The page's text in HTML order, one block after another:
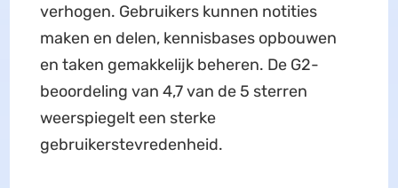
verhogen. Gebruikers kunnen notities
maken en delen, kennisbases opbouwen
en taken gemakkelijk beheren. De G2-
beoordeling van 4,7 van de 5 sterren
weerspiegelt een sterke
gebruikerstevredenheid.